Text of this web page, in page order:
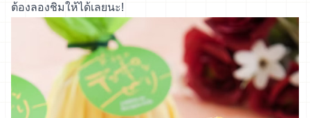
ต้องลองชิมให้ได้เลยนะ!